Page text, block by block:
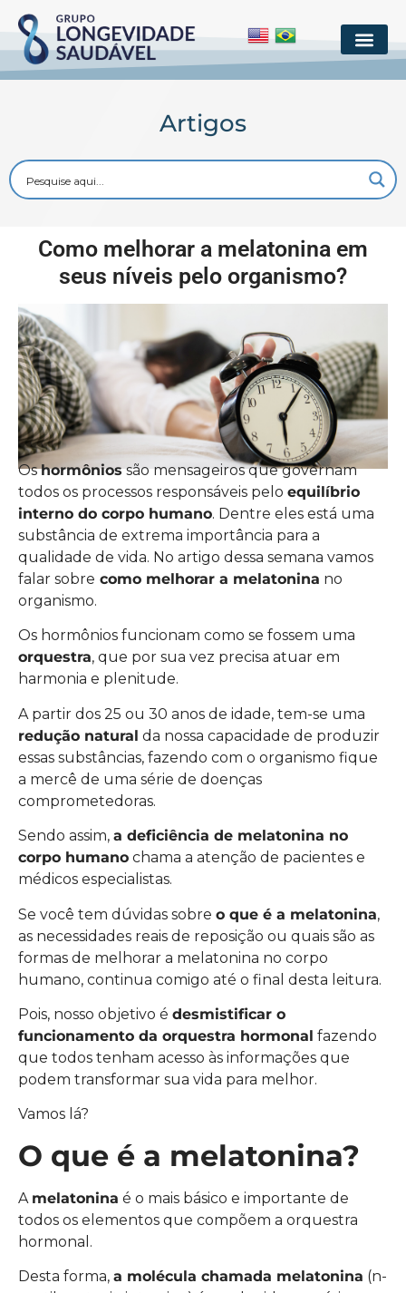
Artigos
Como melhorar a melatonina em
seus níveis pelo organismo?
Oshormôniossão mensageiros que governam
todos os processos responsáveis pelo equilíbrio
interno do corpo humano. Dentre eles está uma
substância de extrema importância para a
qualidade de vida. No artigo dessa semana vamos
falar sobre como melhorar a melatonina no
organismo.
Os hormônios funcionam como se fossem uma
orquestra, que por sua vez precisa atuar em
harmonia e plenitude.
A partir dos 25 ou 30 anos de idade, tem-se uma
redução natural da nossa capacidade de produzir
essas substâncias, fazendo com o organismo fique
a mercê de uma série de doenças
comprometedoras.
Sendo assim, a deficiência de melatonina no
corpo humano chama a atenção de pacientes e
médicos especialistas.
Se você tem dúvidas sobre o que é a melatonina,
as necessidades reais de reposição ou quais são as
formas de melhorar a melatonina no corpo
humano, continua comigo até o final desta leitura.
Pois, nosso objetivo é desmistificar o
funcionamento da orquestra hormonal fazendo
que todos tenham acesso às informações que
podem transformar sua vida para melhor.
Vamos lá?
O que é a melatonina?
A melatonina é o mais básico e importante de
todos os elementos que compõem a orquestra
hormonal.
Desta forma, a molécula chamada melatonina (n-